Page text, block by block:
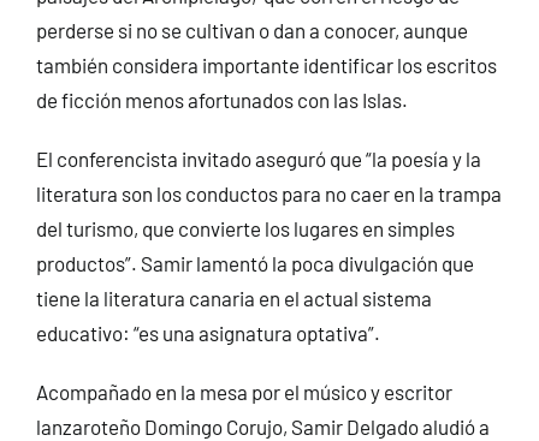
perderse si no se cultivan o dan a conocer, aunque
también considera importante identificar los escritos
de ficción menos afortunados con las Islas.
El conferencista invitado aseguró que “la poesía y la
literatura son los conductos para no caer en la trampa
del turismo, que convierte los lugares en simples
productos”. Samir lamentó la poca divulgación que
tiene la literatura canaria en el actual sistema
educativo: “es una asignatura optativa”.
Acompañado en la mesa por el músico y escritor
lanzaroteño Domingo Corujo, Samir Delgado aludió a